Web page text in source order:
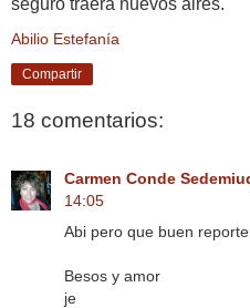
Abilio Estefanía
Compartir
18 comentarios:
Carmen Conde
14:05
Abi pero que buen
Besos y amor
je